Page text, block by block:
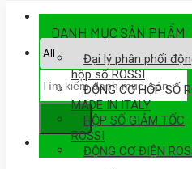
Assign a menu in Theme
DANH MỤC SẢN PHẨM
Đại lý phân phối
hộp số ROSSI
ĐỘNG CƠ HỘP SỐ
MADE IN ITALY
HỘP SỐ GIẢM TỐC
ROSSI
ĐỘNG CƠ ĐIỆN